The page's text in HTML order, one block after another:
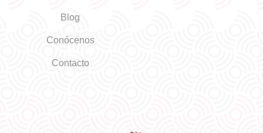
Blog
Conócenos
Contacto